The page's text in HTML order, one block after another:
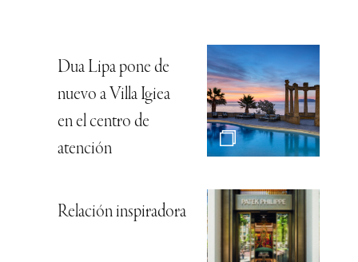
Dua Lipa pone de
nuevo a Villa Igiea
en el centro de
atención
Relación inspiradora